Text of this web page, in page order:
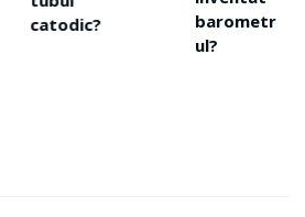
catodic?
barometr